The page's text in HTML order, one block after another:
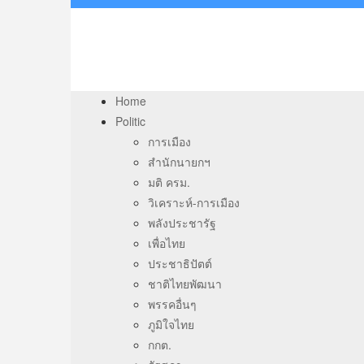
Home
Politic
การเมือง
สำนักนายกฯ
มติ ครม.
วิเคราะห์-การเมือง
พลังประชารัฐ
เพื่อไทย
ประชาธิปัตต์
ชาติไทยพัฒนา
พรรคอื่นๆ
ภูมิใจไทย
กกต.